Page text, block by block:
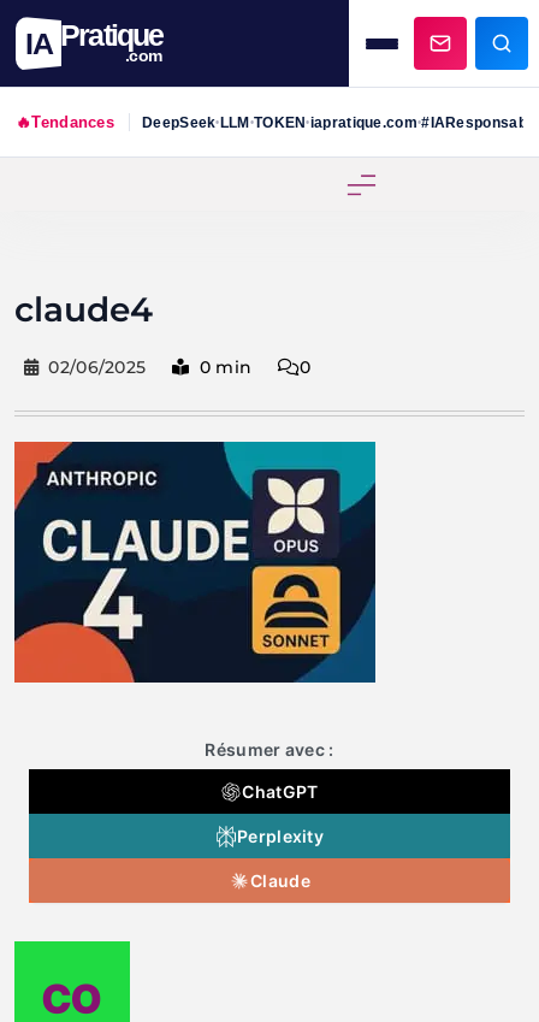
IA Pratique
.com
🔥Tendances DeepSeek•LLM•TOKEN•iapratique.com•#IAResponsable
claude4
02/06/2025 0 min 0
Résumer avec :
ChatGPT
Perplexity
Claude